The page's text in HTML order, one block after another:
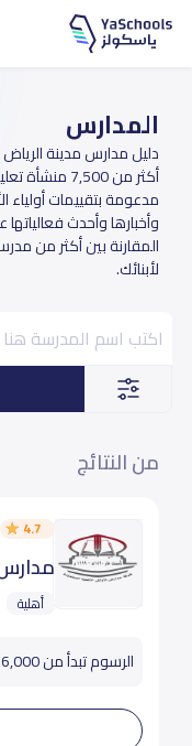
المدارس
أكثر من
مدعومة بتقييمات أولياء
وأخبارها وأحدث
المقارنة بين أكثر من
لأبنائك.
من النتائج
4.7
مدارس
أهلية
الرسوم تبدأ من 16,000